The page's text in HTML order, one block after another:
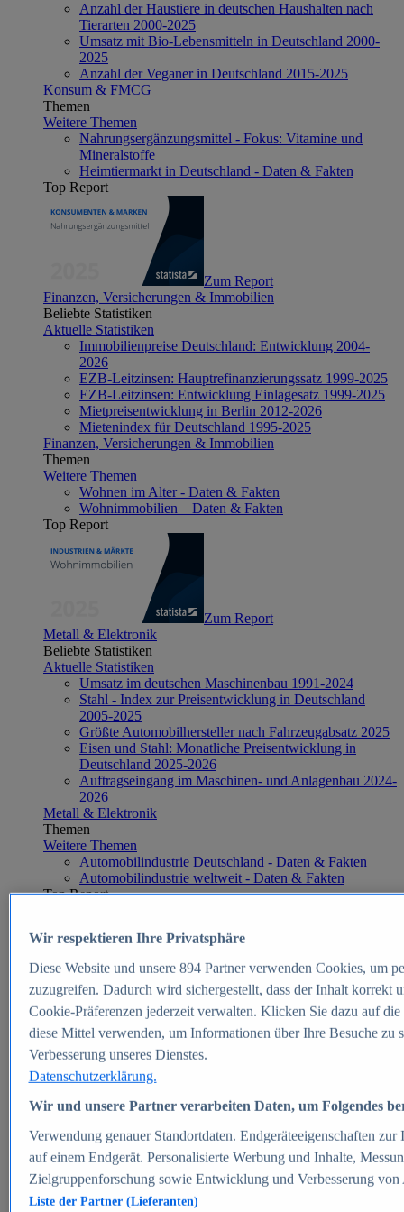
Anzahl der Haustiere in deutschen Haushalten nach
Tierarten 2000-2025
Umsatz mit Bio-Lebensmitteln in Deutschland 2000-
2025
Anzahl der Veganer in Deutschland 2015-2025
Konsum & FMCG
Themen
Weitere Themen
Nahrungsergänzungsmittel - Fokus: Vitamine und
Mineralstoffe
Heimtiermarkt in Deutschland - Daten & Fakten
Top Report
Zum Report
Finanzen, Versicherungen & Immobilien
Beliebte Statistiken
Aktuelle Statistiken
Immobilienpreise Deutschland: Entwicklung 2004-
2026
EZB-Leitzinsen: Hauptrefinanzierungssatz 1999-2025
EZB-Leitzinsen: Entwicklung Einlagesatz 1999-2025
Mietpreisentwicklung in Berlin 2012-2026
Mietenindex für Deutschland 1995-2025
Finanzen, Versicherungen & Immobilien
Themen
Weitere Themen
Wohnen im Alter - Daten & Fakten
Wohnimmobilien – Daten & Fakten
Top Report
Zum Report
Metall & Elektronik
Beliebte Statistiken
Aktuelle Statistiken
Umsatz im deutschen Maschinenbau 1991-2024
Stahl - Index zur Preisentwicklung in Deutschland
2005-2025
Größte Automobilhersteller nach Fahrzeugabsatz 2025
Eisen und Stahl: Monatliche Preisentwicklung in
Deutschland 2025-2026
Auftragseingang im Maschinen- und Anlagenbau 2024-
2026
Metall & Elektronik
Themen
Weitere Themen
Automobilindustrie Deutschland - Daten & Fakten
Automobilindustrie weltweit - Daten & Fakten
Top Report
Zum Report
E-commerce
Beliebte Statistiken
Aktuelle Statistiken
E-Commerce - Entwicklung des Umsatzes in
Deutschland 1999-2025
Umsatz von Amazon in Deutschland und weltweit
2010-2025
B2C-E-Commerce: Top-50 Online Shops in
Deutschland 2024
Marktanteile von Online-Zahlungsverfahren in
Deutschland 2024
Umsatzstarke Warengruppen im Online-Handel in
Deutschland 2023-2025
Wir respektieren Ihre Privatsphäre
Diese Website und unsere 894Partner verwenden Cookies, um
zuzugreifen. Dadurch wird sichergestellt, dass der Inhalt korrekt
Cookie-Präferenzen jederzeit verwalten. Klicken Sie dazu auf
diese Mittel verwenden, um Informationen über Ihre Besuche
Verbesserung unseres Dienstes.
Datenschutzerklärung.
Wir und unsere Partner verarbeiten Daten, um Folgendes
Verwendung genauer Standortdaten. Endgeräteeigenschaften
auf einem Endgerät. Personalisierte Werbung und Inhalte,
Zielgruppenforschung sowie Entwicklung und Verbesserung von
Liste der Partner (Lieferanten)